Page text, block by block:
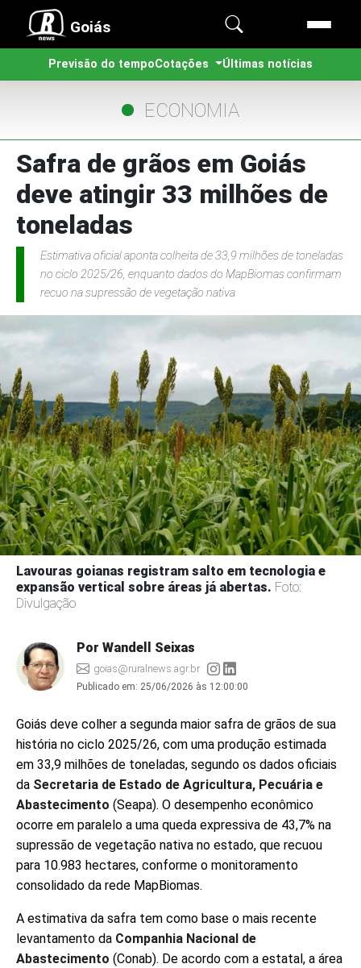
Goiás
Previsão do tempoCotações Últimas notícias
ECONOMIA
Safra de grãos em Goiás
deve atingir 33 milhões de
toneladas
Estimativa oficial aponta colheita de 33,9 milhões de toneladas
no ciclo 2025/26, enquanto dados do MapBiomas confirmam
recuo na supressão de vegetação nativa
Lavouras goianas registram salto em tecnologia e
expansão vertical sobre áreas já abertas. Foto:
Divulgação
Por Wandell Seixas
goias@ruralnews.agr.br
Publicado em: 25/06/2026 às 12:00:00
Goiás deve colher a segunda maior safra de grãos de sua
história no ciclo 2025/26, com uma produção estimada
em 33,9 milhões de toneladas, segundo os dados oficiais
da Secretaria de Estado de Agricultura, Pecuária e
Abastecimento (Seapa). O desempenho econômico
ocorre em paralelo a uma queda expressiva de 43,7% na
supressão de vegetação nativa no estado, que recuou
para 10.983 hectares, conforme o monitoramento
consolidado da rede MapBiomas.
A estimativa da safra tem como base o mais recente
levantamento da Companhia Nacional de
Abastecimento (Conab). De acordo com a estatal, a área